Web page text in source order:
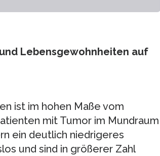
Lebensgewohnheiten auf
ist im hohen Maße vom
mit Tumor im Mundraum
ein deutlich niedrigeres
und sind in größerer Zahl